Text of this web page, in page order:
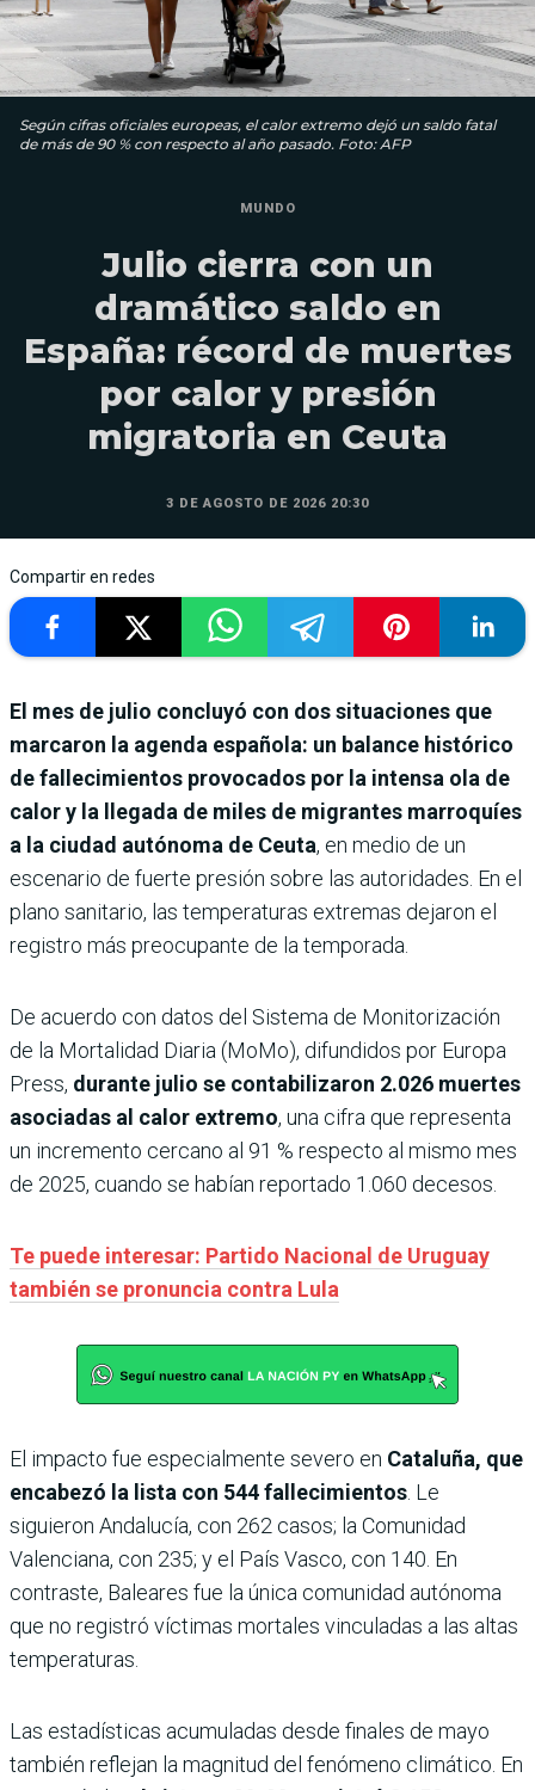
Según cifras oficiales europeas, el calor extremo dejó un saldo fatal
de más de 90 % con respecto al año pasado. Foto: AFP
MUNDO
Julio cierra con un
dramático saldo en
España: récord de muertes
por calor y presión
migratoria en Ceuta
3 DE AGOSTO DE 2026 20:30
Compartir en redes
El mes de julio concluyó con dos situaciones que
marcaron la agenda española: un balance histórico
de fallecimientos provocados por la intensa ola de
calor y la llegada de miles de migrantes marroquíes
a la ciudad autónoma de Ceuta, en medio de un
escenario de fuerte presión sobre las autoridades. En el
plano sanitario, las temperaturas extremas dejaron el
registro más preocupante de la temporada.
De acuerdo con datos del Sistema de Monitorización
de la Mortalidad Diaria (MoMo), difundidos por Europa
Press, durante julio se contabilizaron 2.026 muertes
asociadas al calor extremo, una cifra que representa
un incremento cercano al 91 % respecto al mismo mes
de 2025, cuando se habían reportado 1.060 decesos.
Te puede interesar: Partido Nacional de Uruguay
también se pronuncia contra Lula
El impacto fue especialmente severo en Cataluña, que
encabezó la lista con 544 fallecimientos . Le
siguieron Andalucía, con 262 casos; la Comunidad
Valenciana, con 235; y el País Vasco, con 140. En
contraste, Baleares fue la única comunidad autónoma
que no registró víctimas mortales vinculadas a las altas
temperaturas.
Las estadísticas acumuladas desde finales de mayo
también reflejan la magnitud del fenómeno climático. En